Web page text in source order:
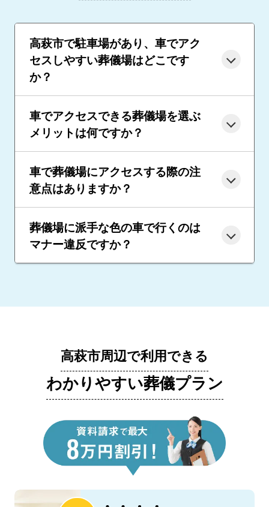
高萩市で駐車場があり、車でアク
セスしやすい葬儀場はどこです
か？
車でアクセスできる葬儀場を選ぶ
メリットは何ですか？
車で葬儀場にアクセスする際の注
意点はありますか？
葬儀場に派手な色の車で行くのは
マナー違反ですか？
高萩市周辺で利用できる
わかりやすい葬儀プラン